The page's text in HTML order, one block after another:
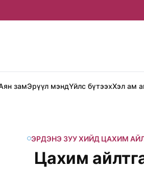
замЭрүүл мэндҮйлс бүтээхХэл ам
ЭРДЭНЭ ЗУУ ХИЙД ЦАХИМ
Цахим